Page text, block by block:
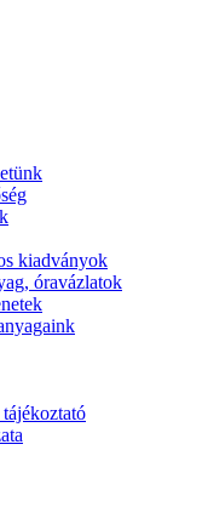
kiadványok
óravázlatok